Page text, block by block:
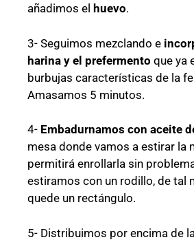
añadimos el huevo.
3- Seguimos mezclando e
harina y el prefermento que ya
burbujas características de la
Amasamos 5 minutos.
4- Embadurnamos con aceite
mesa donde vamos a estirar la
permitirá enrollarla sin
estiramos con un rodillo, de tal
quede un rectángulo.
5- Distribuimos por encima de